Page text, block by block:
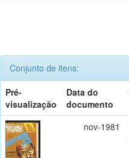
Conjunto de itens:
Pré-
visualização
Data do
documento
nov-1981